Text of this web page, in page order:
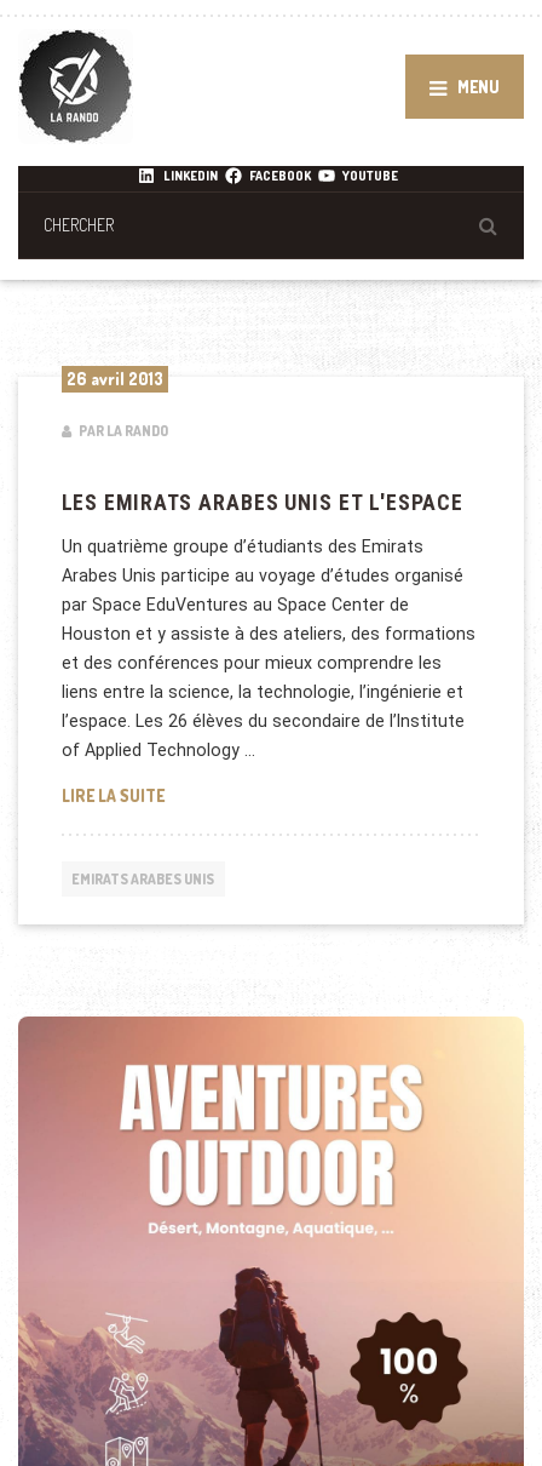
MENU
LINKEDIN FACEBOOK YOUTUBE
26 avril 2013
PAR LA RANDO
LES EMIRATS ARABES UNIS ET L'ESPACE
Un quatrième groupe d’étudiants des Emirats
Arabes Unis participe au voyage d’études organisé
par Space EduVentures au Space Center de
Houston et y assiste à des ateliers, des formations
et des conférences pour mieux comprendre les
liens entre la science, la technologie, l’ingénierie et
l’espace. Les 26 élèves du secondaire de l’Institute
of Applied Technology …
LIRE LA SUITELES EMIRATS ARABES UNIS ET L'ESPACE
EMIRATS ARABES UNIS